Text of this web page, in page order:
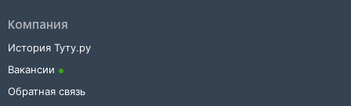
Компания
История Туту.ру
Вакансии
Обратная связь